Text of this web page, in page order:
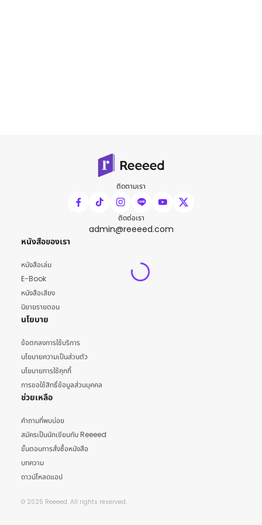
ติดตามเรา
ติดต่อเรา
admin@reeeed.com
หนังสือของเรา
หนังสือเล่ม
E-Book
หนังสือเสียง
นิยายรายตอน
นโยบาย
ข้อตกลงการใช้บริการ
นโยบายความเป็นส่วนตัว
นโยบายการใช้คุกกี้
การขอใช้สิทธิ์ข้อมูลส่วนบุคคล
ช่วยเหลือ
คำถามที่พบบ่อย
สมัครเป็นนักเขียนกับ Reeeed
ขั้นตอนการสั่งซื้อหนังสือ
บทความ
ดาวน์โหลดแอป
© 2025 Reeeed. All rights reserved.